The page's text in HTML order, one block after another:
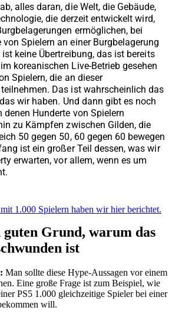
alles daran, die Welt, die Gebäude,
die derzeit entwickelt wird,
ermöglichen, bei
von Spielern an einer Burgbelagerung
keine Übertreibung, das ist bereits
koreanischen Live-Betrieb gesehen
Spielern, die an dieser
Das ist wahrscheinlich das
wir haben. Und dann gibt es noch
denen Hunderte von Spielern
zu Kämpfen zwischen Gilden, die
50 gegen 50, 60 gegen 60 bewegen
ist ein großer Teil dessen, was wir
erwarten, vor allem, wenn es um
1.000 Spielern haben wir hier berichtet.
guten Grund, warum das
ist
Man sollte diese Hype-Aussagen vor einem
Eine große Frage ist zum Beispiel, wie
PS5 1.000 gleichzeitige Spieler bei einer
will.